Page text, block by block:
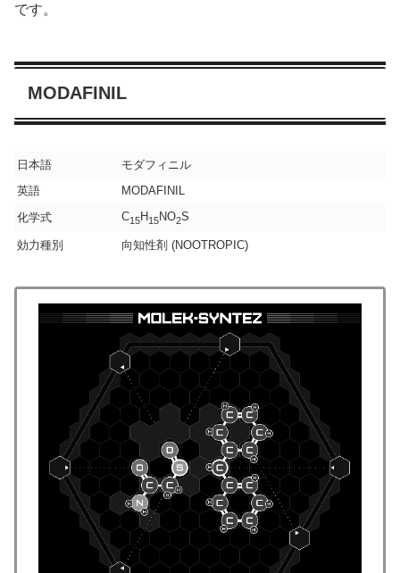
です。
MODAFINIL
日本語
モダフィニル
英語
MODAFINIL
化学式
C15H15NO2S
効力種別 向知性剤 (NOOTROPIC)